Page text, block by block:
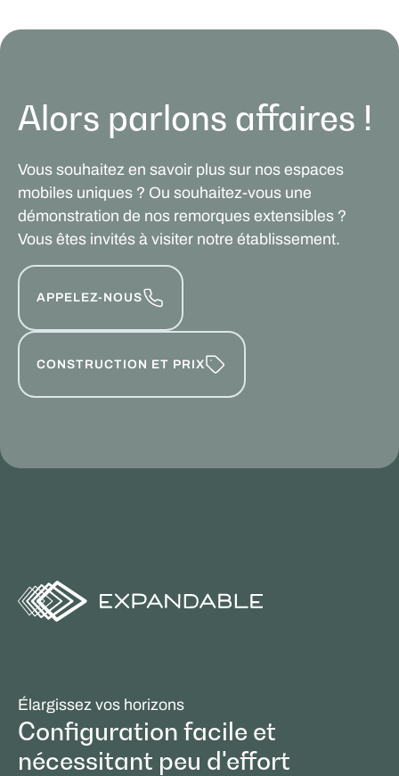
Alors parlons affaires !
Vous souhaitez en savoir plus sur nos espaces
mobiles uniques ? Ou souhaitez-vous une
démonstration de nos remorques extensibles ?
Vous êtes invités à visiter notre établissement.
APPELEZ-NOUS
CONSTRUCTION ET PRIX
Élargissez vos horizons
Configuration facile et
nécessitant peu d'effort